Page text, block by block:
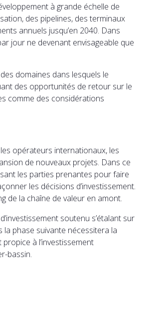
à grande échelle de
des pipelines, des terminaux
annuels jusqu’en 2040. Dans
jour ne devenant envisageable que
domaines dans lesquels le
des opportunités de retour sur le
comme des considérations
opérateurs internationaux, les
de nouveaux projets. Dans ce
les parties prenantes pour faire
les décisions d’investissement.
de la chaîne de valeur en amont.
soutenu s’étalant sur
phase suivante nécessitera la
à l’investissement
bassin.